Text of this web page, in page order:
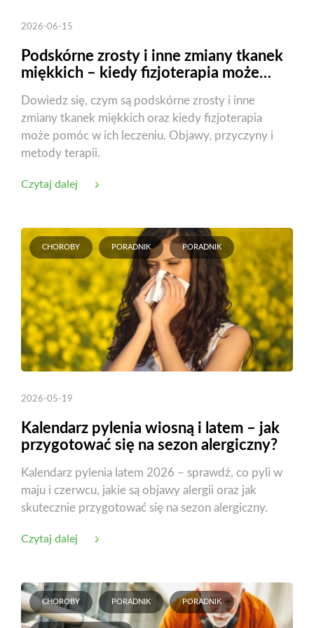
2026-06-15
Podskórne zrosty i inne zmiany tkanek
miękkich – kiedy fizjoterapia może
Dowiedz się, czym są podskórne zrosty i inne
zmiany tkanek miękkich oraz kiedy fizjoterapia
może pomóc w ich leczeniu. Objawy, przyczyny i
metody terapii.
Czytaj dalej
CHOROBY PORADNIK PORADNIK
2026-05-19
Kalendarz pylenia wiosną i latem – jak
przygotować się na sezon alergiczny?
Kalendarz pylenia latem 2026 – sprawdź, co pyli w
maju i czerwcu, jakie są objawy alergii oraz jak
skutecznie przygotować się na sezon alergiczny.
Czytaj dalej
CHOROBY PORADNIK PORADNIK